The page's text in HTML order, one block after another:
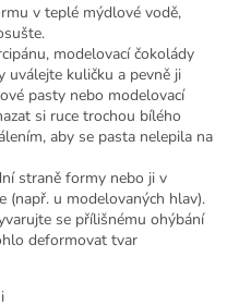
v teplé mýdlové vodě,
modelovací čokolády
uválejte kuličku a pevně ji
pasty nebo modelovací
si ruce trochou bílého
aby se pasta nelepila na
straně formy nebo ji v
(např. u modelovaných hlav).
se přílišnému ohýbání
deformovat tvar